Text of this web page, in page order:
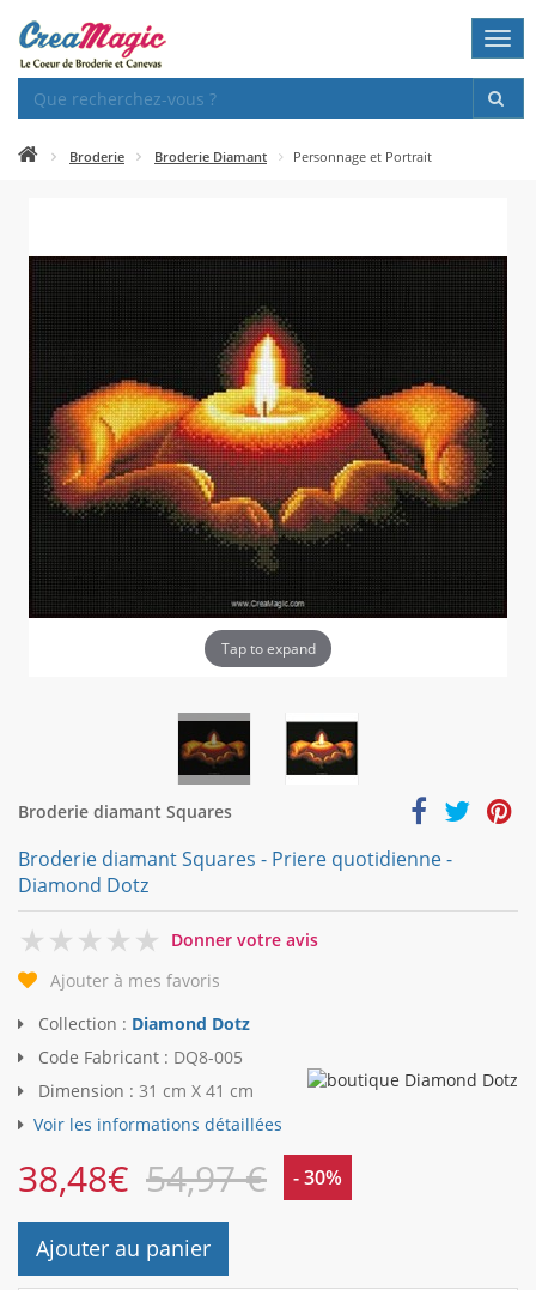
Broderie Broderie Diamant Personnage et Portrait
Tap to expand
Broderie diamant Squares
Broderie diamant Squares - Priere quotidienne -
Diamond Dotz
0
Donner votre avis
Ajouter à mes favoris
Collection : Diamond Dotz
Code Fabricant : DQ8-005
Dimension : 31 cm X 41 cm
Voir les informations détaillées
38,48€ 54,97 € - 30%
Ajouter au panier